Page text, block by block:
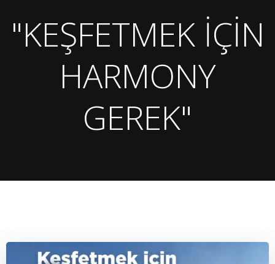
"KEŞFETMEK İÇİN
HARMONY
GEREK"